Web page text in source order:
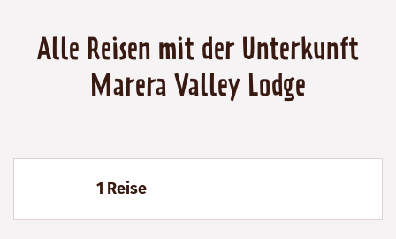
Alle Reisen mit der Unterkunft
Marera Valley Lodge
1 Reise